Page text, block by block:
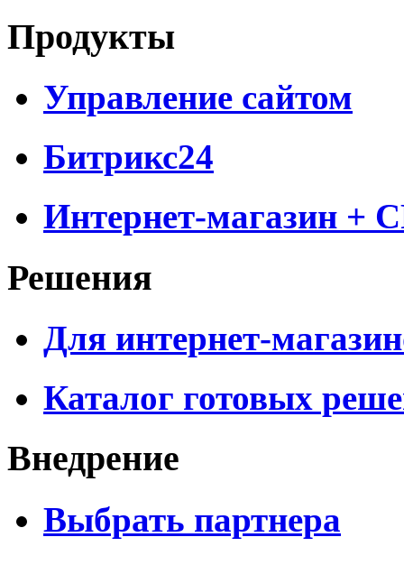
Продукты
Управление сайтом
Битрикс24
Интернет-магазин +
Решения
Для интернет-
Каталог готовых
Внедрение
Выбрать партнера